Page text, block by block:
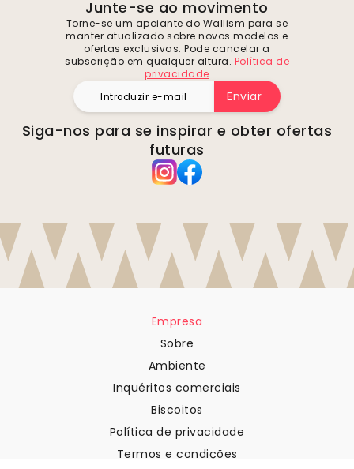
Junte-se ao movimento
Torne-se um apoiante do Wallism para se
manter atualizado sobre novos modelos e
ofertas exclusivas. Pode cancelar a
subscrição em qualquer altura. Política de
privacidade
Enviar
Siga-nos para se inspirar e obter ofertas
futuras
Empresa
Sobre
Ambiente
Inquéritos comerciais
Biscoitos
Política de privacidade
Termos e condições